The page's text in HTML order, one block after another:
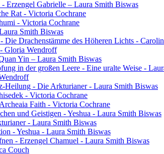
Erzengel Gabrielle – Laura Smith Biswas
Rat - Victoria Cochrane
- Victoria Cochrane
Smith Biswas
Drachenstämme des Höheren Lichts -
Gloria Wendroff
Yin – Laura Smith Biswas
in der großen Leere - Eine uralte Weise -
Heilung - Die Arkturianer - Laura Smith Biswas
- Victoria Cochrane
Faith - Victoria Cochrane
und Geistigen - Yeshua - Laura Smith Biswas
- Laura Smith Biswas
- Yeshua - Laura Smith Biswas
- Erzengel Chamuel - Laura Smith Biswas
Couch